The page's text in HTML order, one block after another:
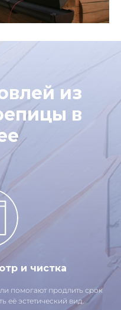
из
в
и чистка
помогают продлить срок
её эстетический вид.